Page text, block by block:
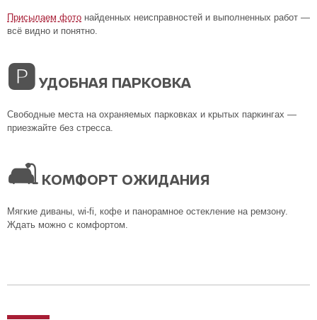
Присылаем фото найденных неисправностей и выполненных работ —
всё видно и понятно.
🅿УДОБНАЯ ПАРКОВКА
Свободные места на охраняемых парковках и крытых паркингах —
приезжайте без стресса.
🛋 КОМФОРТ ОЖИДАНИЯ
Мягкие диваны, wi-fi, кофе и панорамное остекление на ремзону.
Ждать можно с комфортом.